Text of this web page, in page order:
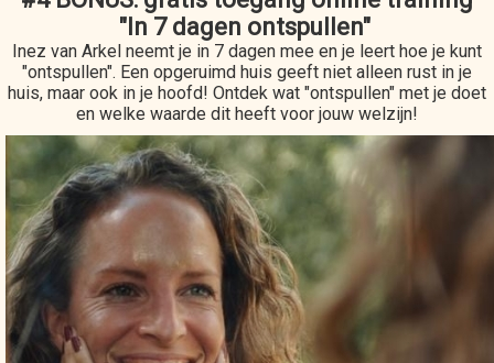
"In 7 dagen ontspullen"
Inez van Arkel neemt je in 7 dagen mee en je leert hoe je kunt
"ontspullen". Een opgeruimd huis geeft niet alleen rust in je
huis, maar ook in je hoofd! Ontdek wat "ontspullen" met je doet
en welke waarde dit heeft voor jouw welzijn!